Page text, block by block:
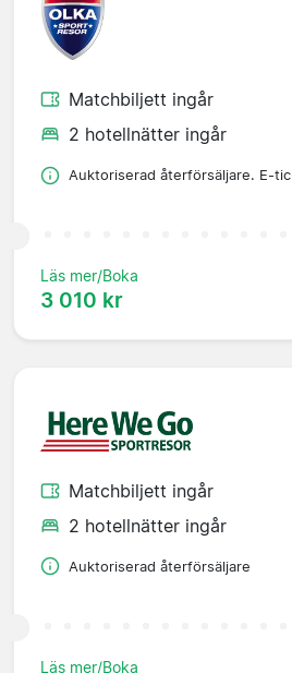
Matchbiljett ingår
2 hotellnätter ingår
Auktoriserad återförsäljare. E-
Läs mer/Boka
3 010 kr
Matchbiljett ingår
2 hotellnätter ingår
Auktoriserad återförsäljare
Läs mer/Boka